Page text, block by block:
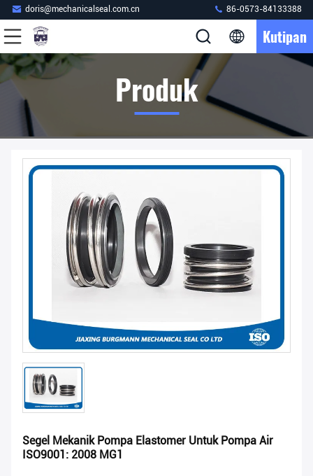
doris@mechanicalseal.com.cn 86-0573-84133388
Kutipan
Produk
Segel Mekanik Pompa Elastomer Untuk Pompa Air
ISO9001: 2008 MG1